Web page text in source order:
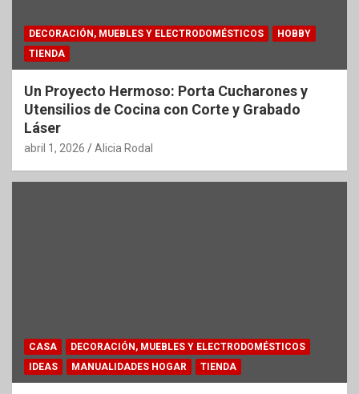
DECORACIÓN, MUEBLES Y ELECTRODOMÉSTICOS
HOBBY
TIENDA
Un Proyecto Hermoso: Porta Cucharones y
Utensilios de Cocina con Corte y Grabado
Láser
abril 1, 2026 Alicia Rodal
CASA
DECORACIÓN, MUEBLES Y ELECTRODOMÉSTICOS
IDEAS
MANUALIDADES HOGAR TIENDA